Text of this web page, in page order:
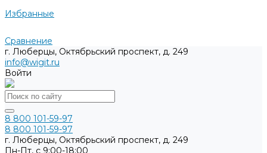
Избранные
Сравнение
г. Люберцы, Октябрьский проспект, д. 249
info@wigit.ru
Войти
8 800 101-59-97
8 800 101-59-97
г. Люберцы, Октябрьский проспект, д. 249
Пн-Пт, с 9:00-18:00